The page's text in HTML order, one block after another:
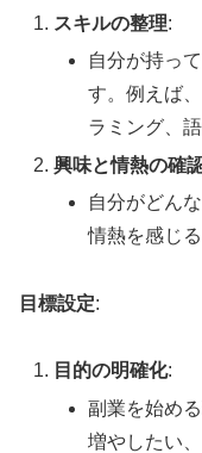
スキルの整理:
自分が持っ
す。例えば
ラミング、語
興味と情熱の確
自分がどん
情熱を感じ
目標設定:
目的の明確化:
副業を始め
増やしたい